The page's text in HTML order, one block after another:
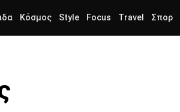
Κόσμος Style Focus Travel Σπορ